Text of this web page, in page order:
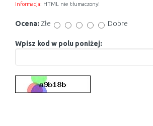
Informacja: HTML nie tłumaczony!
Ocena: Złe Dobre
Wpisz kod w polu poniżej: